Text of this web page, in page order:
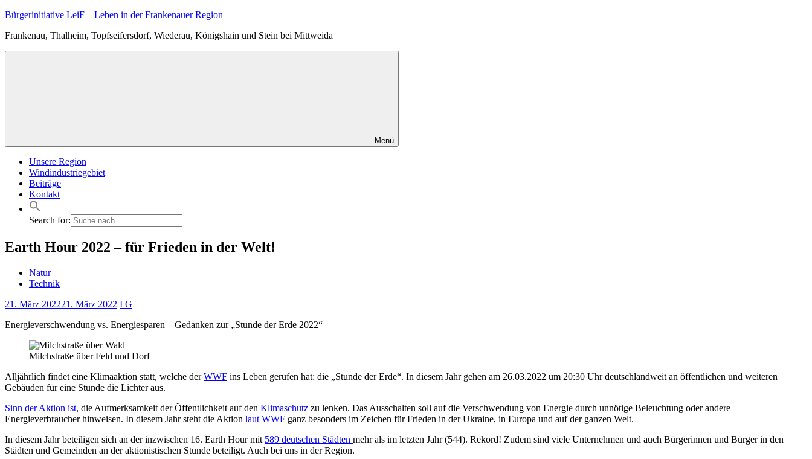
Zum
springen
Bürgerinitiative LeiF – Leben in der Frankenauer Region
Frankenau, Thalheim, Topfseifersdorf, Wiederau, Königshain und Stein bei Mittweida
Menü
Unsere Region
Windindustriegebiet
Beiträge
Kontakt
Search for:
Earth Hour 2022 – für Frieden in der Welt!
Natur
Technik
21. März 202221. März 2022 I G
Energieverschwendung vs. Energiesparen – Gedanken zur „Stunde der Erde 2022“
Milchstraße über Feld und Dorf
Alljährlich findet eine Klimaaktion statt, welche derWWF ins Leben gerufen hat: die „Stunde der Erde“. In diesem Jahr gehen am 26.03.2022 um 20:30 Uhr deutschlandweit an öffentlichen und weiteren
Gebäuden für eine Stunde die Lichter aus.
Sinn der Aktion ist, die Aufmerksamkeit der Öffentlichkeit auf den Klimaschutz zu lenken. Das Ausschalten soll auf die Verschwendung von Energie durch unnötige Beleuchtung oder andere
Energieverbraucher hinweisen. In diesem Jahr steht die Aktion laut WWF ganz besonders im Zeichen für Frieden in der Ukraine, in Europa und auf der ganzen Welt.
In diesem Jahr beteiligen sich an der inzwischen 16. Earth Hour mit 589 deutschen Städten mehr als im letzten Jahr (544). Rekord! Zudem sind viele Unternehmen und auch Bürgerinnen und Bürger in den
Städten und Gemeinden an der aktionistischen Stunde beteiligt. Auch bei uns in der Region.